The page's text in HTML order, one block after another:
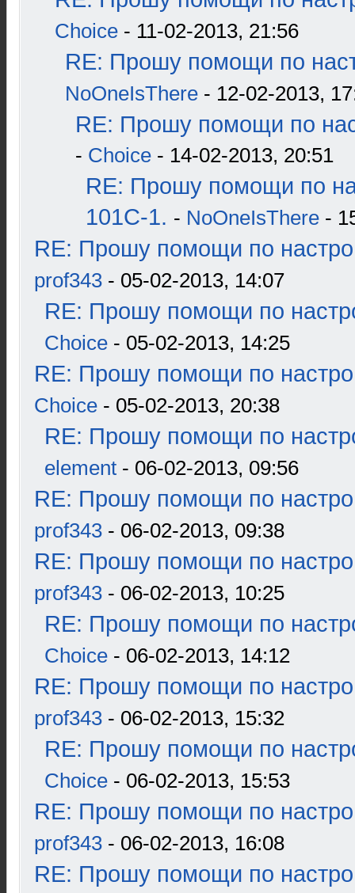
Choice - 11-02-2013, 21:56
RE: Прошу помощи по
NoOneIsThere - 12-02-2013,
RE: Прошу помощи по
- Choice - 14-02-2013, 20:51
RE: Прошу помощи по
101С-1. - NoOneIsThere -
RE: Прошу помощи по
prof343 - 05-02-2013, 14:07
RE: Прошу помощи по
Choice - 05-02-2013, 14:25
RE: Прошу помощи по
Choice - 05-02-2013, 20:38
RE: Прошу помощи по
element - 06-02-2013, 09:56
RE: Прошу помощи по
prof343 - 06-02-2013, 09:38
RE: Прошу помощи по
prof343 - 06-02-2013, 10:25
RE: Прошу помощи по
Choice - 06-02-2013, 14:12
RE: Прошу помощи по
prof343 - 06-02-2013, 15:32
RE: Прошу помощи по
Choice - 06-02-2013, 15:53
RE: Прошу помощи по
prof343 - 06-02-2013, 16:08
RE: Прошу помощи по